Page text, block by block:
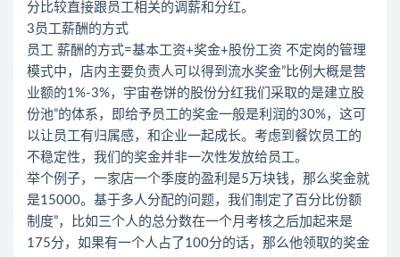
分比较直接跟员工相关的调薪和分红。
3员工薪酬的方式
员工 薪酬的方式=基本工资+奖金+股份工资 不定岗的管理
模式中，店内主要负责人可以得到流水奖金”比例大概是营
业额的1%-3%，宇宙卷饼的股份分红我们采取的是建立股
份池”的体系，即给予员工的奖金一般是利润的30%，这可
以让员工有归属感，和企业一起成长。考虑到餐饮员工的
不稳定性，我们的奖金并非一次性发放给员工。
举个例子，一家店一个季度的盈利是5万块钱，那么奖金就
是15000。基于多人分配的问题，我们制定了百分比份额
制度”，比如三个人的总分数在一个月考核之后加起来是
175分，如果有一个人占了100分的话，那么他领取的奖金